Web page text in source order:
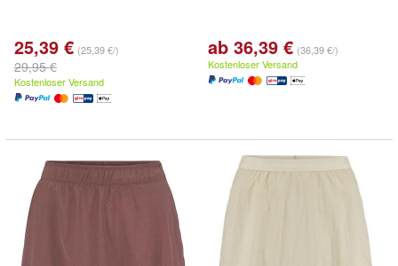
25,39 € (25,39 €/)
29,95 €
Kostenloser Versand
ab 36,39 € (36,39 €/)
Kostenloser Versand